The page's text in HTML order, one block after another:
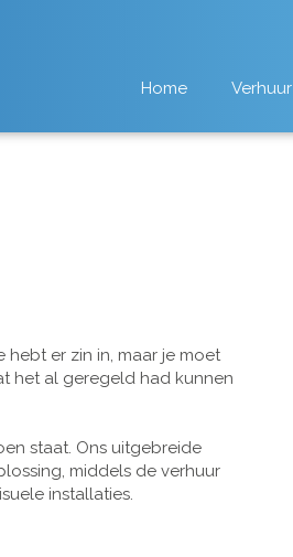
Home Verhuur
hebt er zin in, maar je moet
het al geregeld had kunnen
staat. Ons uitgebreide
middels de verhuur
installaties.